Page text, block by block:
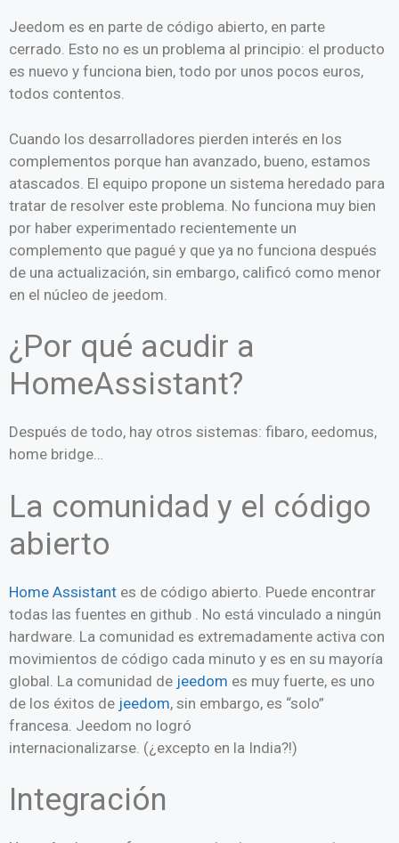
Jeedom es en parte de código abierto, en parte
cerrado. Esto no es un problema al principio: el producto
es nuevo y funciona bien, todo por unos pocos euros,
todos contentos.
Cuando los desarrolladores pierden interés en los
complementos porque han avanzado, bueno, estamos
atascados. El equipo propone un sistema heredado para
tratar de resolver este problema. No funciona muy bien
por haber experimentado recientemente un
complemento que pagué y que ya no funciona después
de una actualización, sin embargo, calificó como menor
en el núcleo de jeedom.
¿Por qué acudir a
HomeAssistant?
Después de todo, hay otros sistemas: fibaro, eedomus,
home bridge…
La comunidad y el código
abierto
Home Assistant es de código abierto. Puede encontrar
todas las fuentes en github . No está vinculado a ningún
hardware. La comunidad es extremadamente activa con
movimientos de código cada minuto y es en su mayoría
global. La comunidad de jeedom es muy fuerte, es uno
de los éxitos de jeedom, sin embargo, es “solo”
francesa. Jeedom no logró
internacionalizarse. (¿excepto en la India?!)
Integración